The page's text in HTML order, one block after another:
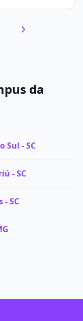
da
Sul - SC
- SC
SC